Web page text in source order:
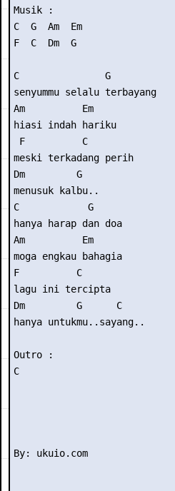
Musik :
C  G  Am  Em
F  C  Dm  G
C               G
senyummu selalu terbayang
Am          Em
hiasi indah hariku
F          C
meski terkadang perih
Dm         G
menusuk kalbu..
C            G
hanya harap dan doa
Am          Em
moga engkau bahagia
F          C
lagu ini tercipta
Dm         G      C
hanya untukmu..sayang..
Outro :
C